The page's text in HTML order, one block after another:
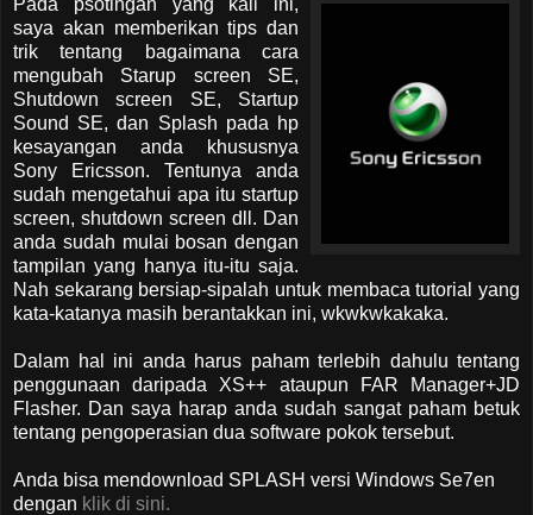
saya akan memberikan tips dan
trik tentang bagaimana cara
mengubah Starup screen SE,
Shutdown screen SE, Startup
Sound SE, dan Splash pada hp
kesayangan anda khususnya
Sony Ericsson. Tentunya anda
sudah mengetahui apa itu startup
screen, shutdown screen dll. Dan
anda sudah mulai bosan dengan
tampilan yang hanya itu-itu saja.
Nah sekarang bersiap-sipalah untuk membaca tutorial yang
kata-katanya masih berantakkan ini, wkwkwkakaka.
Dalam hal ini anda harus paham terlebih dahulu tentang
penggunaan daripada XS++ ataupun FAR Manager+JD
Flasher. Dan saya harap anda sudah sangat paham betuk
tentang pengoperasian dua software pokok tersebut.
Anda bisa mendownload SPLASH versi Windows Se7en
dengan klik di sini.